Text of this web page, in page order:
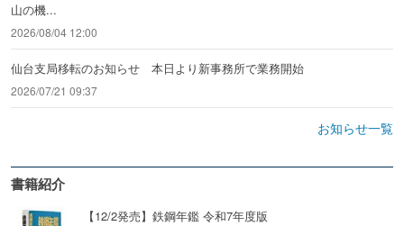
山の機...
2026/08/04 12:00
仙台支局移転のお知らせ 本日より新事務所で業務開始
2026/07/21 09:37
お知らせ一覧
書籍紹介
【12/2発売】鉄鋼年鑑 令和7年度版